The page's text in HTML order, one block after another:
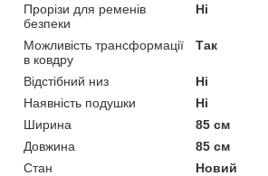
Прорізи для ременів
безпеки
Ні
Можливість трансформації
в ковдру
Так
Відстібний низ
Ні
Наявність подушки
Ні
Ширина
85 см
Довжина
85 см
Стан
Новий